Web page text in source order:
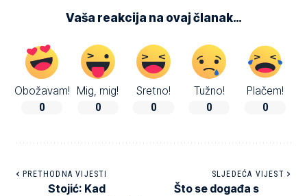
Vaša reakcija na ovaj članak…
Obožavam!
0
Mig, mig!
0
Sretno!
0
Tužno!
0
Plačem!
0
PRETHODNA VIJESTI
Stojić: Kad
SLJEDEĆA VIJEST
Što se događa s